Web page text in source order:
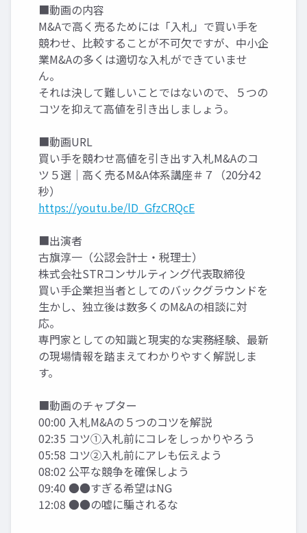
■動画の内容
M&Aで高く売るためには「入札」で買い手を
競わせ、比較することが不可欠ですが、中小企
業M&Aの多くは適切な入札ができていませ
ん。
それは決して難しいことではないので、５つの
コツを抑えて高値を引き出しましょう。
■動画URL
買い手を競わせ高値を引き出す入札M&Aのコ
ツ５選｜高く売るM&A体系講座＃７（20分42
秒）
https://youtu.be/lD_GfzCRQcE
■出演者
古旗淳一（公認会計士・税理士）
株式会社STRコンサルティング代表取締役
買い手企業担当者としてのバックグラウンドを
生かし、独立後は数多くのM&Aの相談に対
応。
専門家としての知識と現実的な実務経験、最新
の現場情報を踏まえてわかりやすく解説しま
す。
■動画のチャプター
00:00 入札M&Aの５つのコツを解説
02:35 コツ①入札前にコレをしっかりやろう
05:58 コツ②入札前にアレも伝えよう
08:02 公平な競争を確保しよう
09:40 ●●すぎる希望はNG
12:08 ●●の嘘に騙されるな